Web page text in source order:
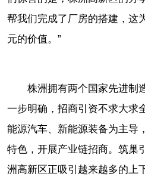
帮我们完成了厂房的搭建，这
元的价值。”
株洲拥有两个国家先进制
一步明确，招商引资不求大求
能源汽车、新能源装备为主导
特色，开展产业链招商。筑巢
洲高新区正吸引越来越多的上